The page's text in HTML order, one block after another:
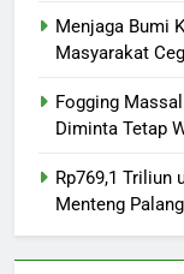
Menjaga Bumi
Masyarakat
Fogging
Diminta Tetap
Rp769,1 Triliun
Menteng